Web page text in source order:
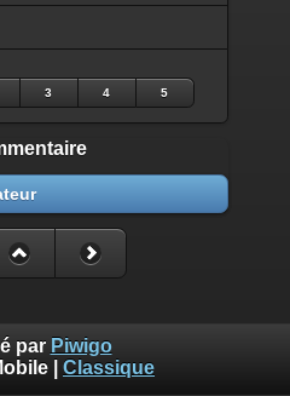
3 4 5
par Piwigo
Classique